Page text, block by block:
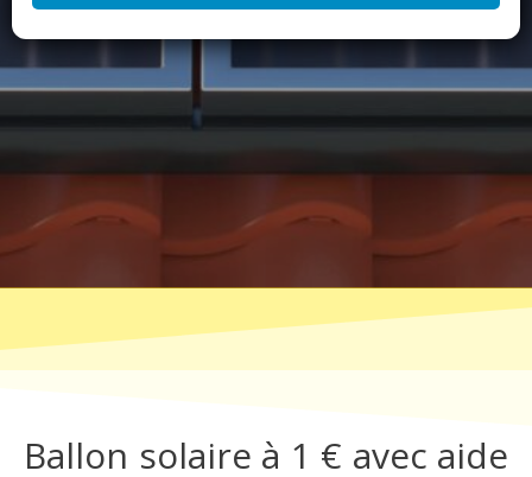
Ballon solaire à 1 € avec aide